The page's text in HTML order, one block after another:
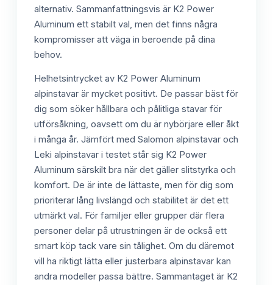
alternativ. Sammanfattningsvis är K2 Power
Aluminum ett stabilt val, men det finns några
kompromisser att väga in beroende på dina
behov.
Helhetsintrycket av K2 Power Aluminum
alpinstavar är mycket positivt. De passar bäst för
dig som söker hållbara och pålitliga stavar för
utförsåkning, oavsett om du är nybörjare eller åkt
i många år. Jämfört med Salomon alpinstavar och
Leki alpinstavar i testet står sig K2 Power
Aluminum särskilt bra när det gäller slitstyrka och
komfort. De är inte de lättaste, men för dig som
prioriterar lång livslängd och stabilitet är det ett
utmärkt val. För familjer eller grupper där flera
personer delar på utrustningen är de också ett
smart köp tack vare sin tålighet. Om du däremot
vill ha riktigt lätta eller justerbara alpinstavar kan
andra modeller passa bättre. Sammantaget är K2